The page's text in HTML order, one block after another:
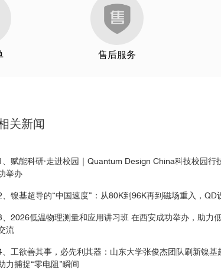
科学技术大学 山东大学
售后服务
关新闻
、赋能科研·走进校园｜Quantum Design China科技校园行
举办
、镍基超导的“中国速度”：从80K到96K再到磁场重入，QD
、2026低温物理测量和应用讲习班 在西安成功举办，助力
流
、工欲善其事，必先利其器：山东大学张俊杰团队刷新镍基
力捕捉“零电阻”瞬间